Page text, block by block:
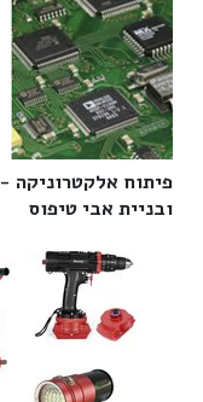
פיתוח אלקטרוניקה
ובניית אבי טיפוס‎